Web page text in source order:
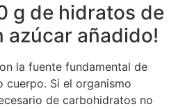
g de hidratos de
azúcar añadido!
la fuente fundamental de
cuerpo. Si el organismo
de carbohidratos no